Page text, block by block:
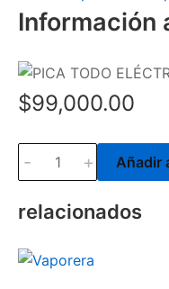
Información
$99,000.00
- + Añadir
relacionados